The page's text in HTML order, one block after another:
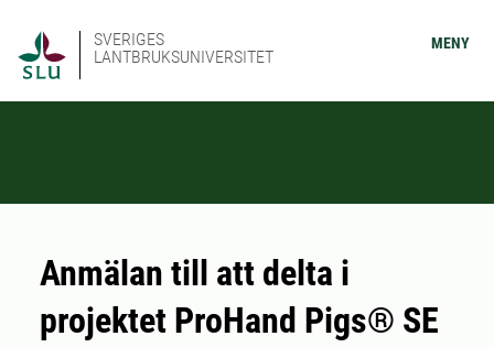
SVERIGES
LANTBRUKSUNIVERSITET
MENY
Anmälan till att delta i
projektet ProHand Pigs® SE